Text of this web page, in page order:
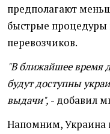
предполагают
быстрые процедуры
перевозчиков.
"В ближайшее время
будут доступны
выдачи", - добавил
Напомним, Украина